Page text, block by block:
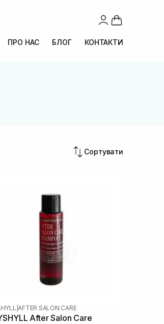
ПРО НАС БЛОГ КОНТАКТИ
Сортувати
AFTER SALON CARE
After Salon Care